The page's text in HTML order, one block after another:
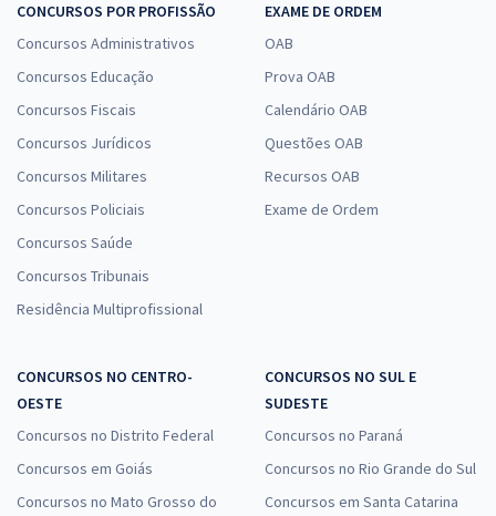
CONCURSOS POR PROFISSÃO
Concursos Administrativos
Concursos Educação
Concursos Fiscais
Concursos Jurídicos
Concursos Militares
Concursos Policiais
Concursos Saúde
Concursos Tribunais
Residência Multiprofissional
EXAME DE ORDEM
OAB
Prova OAB
Calendário OAB
Questões OAB
Recursos OAB
Exame de Ordem
CONCURSOS NO CENTRO-
OESTE
Concursos no Distrito Federal
Concursos em Goiás
Concursos no Mato Grosso do
CONCURSOS NO SUL E
SUDESTE
Concursos no Paraná
Concursos no Rio Grande do Sul
Concursos em Santa Catarina